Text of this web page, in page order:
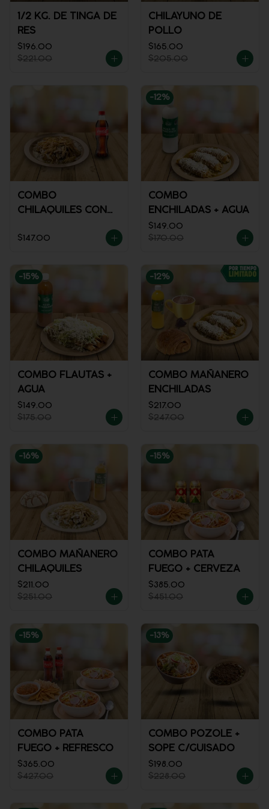
1/2 KG. DE TINGA DE
RES
$196.00
$221.00
CHILAYUNO DE
POLLO
$165.00
$205.00
COMBO
CHILAQUILES CON
$147.00
-12%
COMBO
ENCHILADAS + AGUA
$149.00
$170.00
-15%
COMBO FLAUTAS +
AGUA
$149.00
$175.00
-12%
COMBO MAÑANERO
ENCHILADAS
$217.00
$247.00
-16%
COMBO MAÑANERO
CHILAQUILES
$211.00
$251.00
-15%
COMBO PATA
FUEGO + CERVEZA
$385.00
$451.00
-15%
COMBO PATA
FUEGO + REFRESCO
$365.00
$427.00
-13%
COMBO POZOLE +
SOPE C/GUISADO
$198.00
$228.00